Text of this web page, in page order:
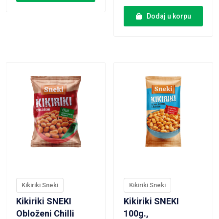
Dodaj u korpu
Kikiriki Sneki
Kikiriki SNEKI
Obloženi Chilli
Kikiriki Sneki
Kikiriki SNEKI
100g.,